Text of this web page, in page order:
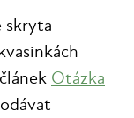
skryta
Otázka